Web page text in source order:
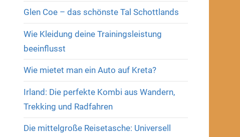
Glen Coe – das schönste Tal Schottlands
Wie Kleidung deine Trainingsleistung
beeinflusst
Wie mietet man ein Auto auf Kreta?
Irland: Die perfekte Kombi aus Wandern,
Trekking und Radfahren
Die mittelgroße Reisetasche: Universell